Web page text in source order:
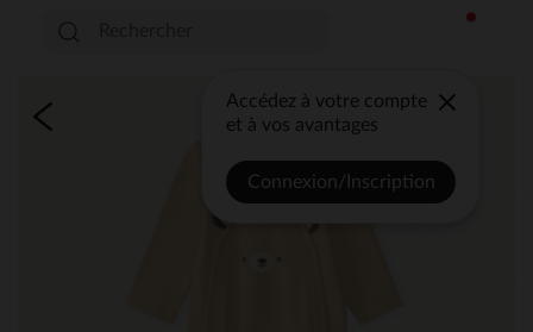
Accédez à votre compte
et à vos avantages
Connexion/Inscription